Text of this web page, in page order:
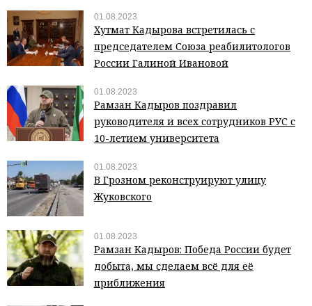
01.08.2023
Хутмат Кадырова встретилась с
председателем Союза реабилитологов
России Галиной Ивановой
01.08.2023
Рамзан Кадыров поздравил
руководителя и всех сотрудников РУС с
10-летием университета
01.08.2023
В Грозном реконструируют улицу
Жуковского
01.08.2023
Рамзан Кадыров: Победа России будет
добыта, мы сделаем всё для её
приближения